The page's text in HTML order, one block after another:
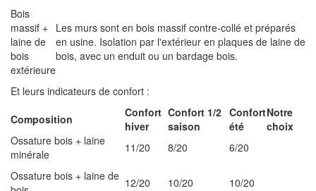
Bois
massif +
laine de
bois
extérieure
Les murs sont en bois massif contre-collé et préparés
en usine. Isolation par l'extérieur en plaques de laine de
bois, avec un enduit ou un bardage bois.
Et leurs indicateurs de confort :
Composition
Confort
hiver
Confort 1/2
saison
Confort
été
Notre
choix
Ossature bois + laine
minérale
11/20 8/20
6/20
Ossature bois + laine de 12/20 10/20 10/20